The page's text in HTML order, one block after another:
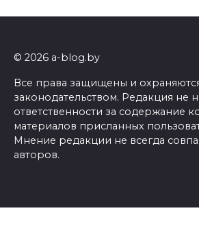
© 2026 a-blog.by
Все права защищены и
законодательством. Редакция не
ответственности за содержание
материалов присланных
Мнение редакции не всегда
авторов.